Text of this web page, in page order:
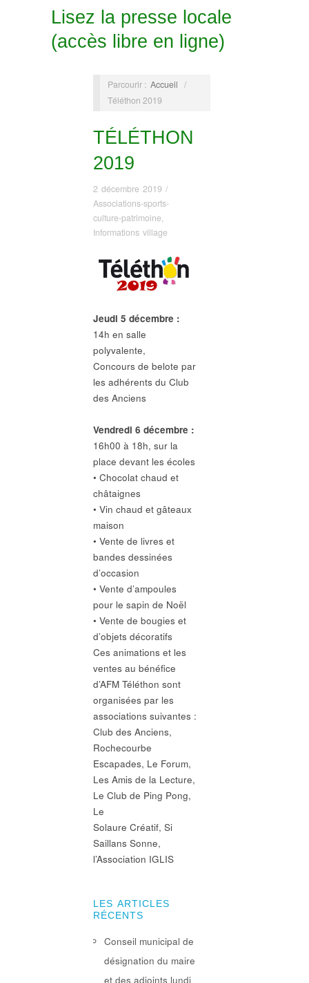
Lisez la presse locale
(accès libre en ligne)
Parcourir : Accueil /
Téléthon 2019
TÉLÉTHON
2019
2 décembre 2019 /
Associations-sports-
culture-patrimoine,
Informations village
Jeudi 5 décembre :
14h en salle
polyvalente,
Concours de belote par
les adhérents du Club
des Anciens
Vendredi 6 décembre :
16h00 à 18h, sur la
place devant les écoles
• Chocolat chaud et
châtaignes
• Vin chaud et gâteaux
maison
• Vente de livres et
bandes dessinées
d’occasion
• Vente d’ampoules
pour le sapin de Noël
• Vente de bougies et
d’objets décoratifs
Ces animations et les
ventes au bénéfice
d’AFM Téléthon sont
organisées par les
associations suivantes :
Club des Anciens,
Rochecourbe
Escapades, Le Forum,
Les Amis de la Lecture,
Le Club de Ping Pong,
Le
Solaure Créatif, Si
Saillans Sonne,
l’Association IGLIS
LES ARTICLES
RÉCENTS
Conseil municipal de
désignation du maire
et des adjoints lundi